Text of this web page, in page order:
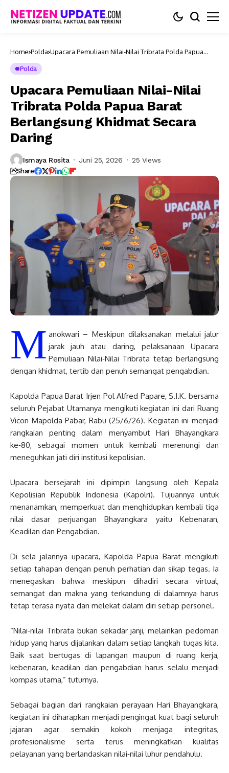
Home Polda Upacara Pemuliaan Nilai-Nilai Tribrata Polda Papua
Polda
Upacara Pemuliaan Nilai-Nilai
Tribrata Polda Papua Barat
Berlangsung Khidmat Secara
Daring
Ismaya Rosita Juni 25, 2026 25 Views
Share
M anokwari – Meskipun dilaksanakan melalui jalur
jarak jauh atau daring, pelaksanaan Upacara
Pemuliaan Nilai‑Nilai Tribrata tetap berlangsung
dengan khidmat, tertib dan penuh semangat pengabdian.
Kapolda Papua Barat Irjen Pol Alfred Papare, S.I.K. bersama
seluruh Pejabat Utamanya mengikuti kegiatan ini dari Ruang
Vicon Mapolda Pabar, Rabu (25/6/26). Kegiatan ini menjadi
rangkaian penting dalam menyambut Hari Bhayangkara
ke‑80, sebagai momen untuk kembali merenungi dan
meneguhkan jati diri institusi kepolisian.
Upacara bersejarah ini dipimpin langsung oleh Kepala
Kepolisian Republik Indonesia (Kapolri). Tujuannya untuk
menanamkan, memperkuat dan menghidupkan kembali tiga
nilai dasar perjuangan Bhayangkara yaitu Kebenaran,
Keadilan dan Pengabdian.
Di sela jalannya upacara, Kapolda Papua Barat mengikuti
setiap tahapan dengan penuh perhatian dan sikap tegas. Ia
menegaskan bahwa meskipun dihadiri secara virtual,
semangat dan makna yang terkandung di dalamnya harus
tetap terasa nyata dan melekat dalam diri setiap personel.
“Nilai‑nilai Tribrata bukan sekadar janji, melainkan pedoman
hidup yang harus dijalankan dalam setiap langkah tugas kita.
Baik saat bertugas di lapangan maupun di ruang kerja,
kebenaran, keadilan dan pengabdian harus selalu menjadi
kompas utama,” tuturnya.
Sebagai bagian dari rangkaian perayaan Hari Bhayangkara,
kegiatan ini diharapkan menjadi pengingat kuat bagi seluruh
jajaran agar semakin kokoh menjaga integritas,
profesionalisme serta terus meningkatkan kualitas
pelayanan yang berlandaskan nilai‑nilai luhur pendahulu.